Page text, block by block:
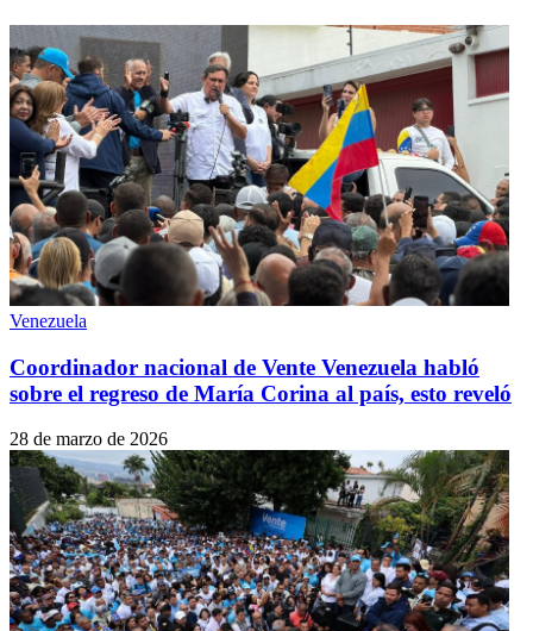
Venezuela
Coordinador nacional de Vente Venezuela habló
sobre el regreso de María Corina al país, esto reveló
28 de marzo de 2026